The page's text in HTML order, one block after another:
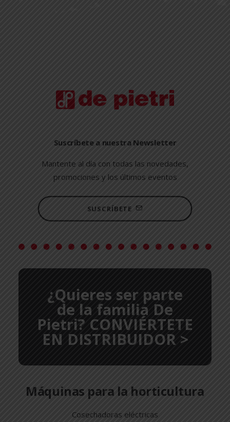
Suscríbete a nuestra Newsletter
Mantente al día con todas las novedades,
promociones y los últimos eventos
SUSCRÍBETE
¿Quieres ser parte
de la familia De
Pietri? CONVIÉRTETE
EN DISTRIBUIDOR >
Máquinas para la horticultura
Cosechadoras eléctricas